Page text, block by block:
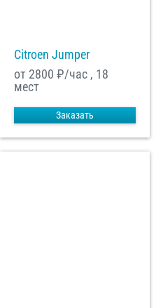
Citroen Jumper
от 2800 ₽/час , 18
мест
Заказать